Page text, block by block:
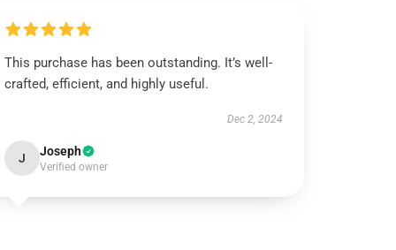
This purchase has been outstanding. It’s well-
crafted, efficient, and highly useful.
Dec 2, 2024
J Joseph
Verified owner